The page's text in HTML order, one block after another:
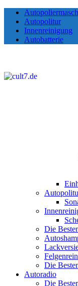
Autopolitur
Innenreinigung
Autobatterie
Die
Die
Autoradio
Die